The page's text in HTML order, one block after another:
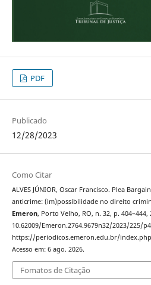
PDF
Publicado
12/28/2023
Como Citar
ALVES JÚNIOR, Oscar Francisco. Plea
anticrime: (im)possibilidade no direito
Emeron, Porto Velho, RO, n. 32, p. 404–444,
10.62009/Emeron.2764.9679n32/2023/225/
https://periodicos.emeron.edu.br/
Acesso em: 6 ago. 2026.
Fomatos de Citação